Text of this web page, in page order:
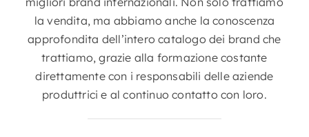
la vendita, ma abbiamo anche la conoscenza
approfondita dell’intero catalogo dei brand che
trattiamo, grazie alla formazione costante
direttamente con i responsabili delle aziende
produttrici e al continuo contatto con loro.